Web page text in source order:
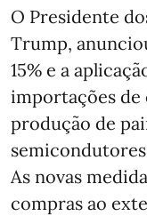
O Presidente
Trump,
15% e a
importações de
produção de
As novas
compras ao